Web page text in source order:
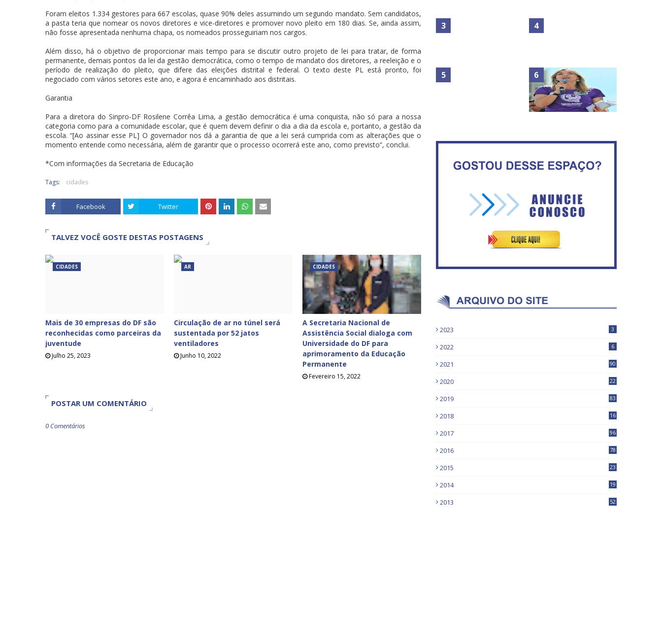
Foram eleitos 1.334 gestores para 667 escolas, quase 90% deles assumindo um segundo mandato. Sem candidatos,
a pasta teria que nomear os novos diretores e vice-diretores e promover novo pleito em 180 dias. Se, ainda assim,
não fosse apresentada nenhuma chapa, os nomeados prosseguiriam nos cargos.
Além disso, há o objetivo de proporcionar mais tempo para se discutir outro projeto de lei para tratar, de forma
permanente, demais pontos da lei da gestão democrática, como o tempo de mandato dos diretores, a reeleição e o
período de realização do pleito, que difere das eleições distrital e federal. O texto deste PL está pronto, foi
negociado com vários setores este ano, e agora é encaminhado aos distritais.
Garantia
Para a diretora do Sinpro-DF Rosilene Corrêa Lima, a gestão democrática é uma conquista, não só para a nossa
categoria como para a comunidade escolar, que é quem devem definir o dia a dia da escola e, portanto, a gestão da
escola. “[Ao assinar esse PL] O governador nos dá a garantia de que a lei será cumprida com as alterações que o
momento entende como necessária, além de garantir que o processo ocorrerá este ano, como previsto”, conclui.
*Com informações da Secretaria de Educação
Tags: cidades
Facebook Twitter
TALVEZ VOCÊ GOSTE DESTAS POSTAGENS
CIDADES
Mais de 30 empresas do DF são
reconhecidas como parceiras da
juventude
Julho 25, 2023
AR
Circulação de ar no túnel será
sustentada por 52 jatos
ventiladores
Junho 10, 2022
CIDADES
A Secretaria Nacional de
Assistência Social dialoga com
Universidade do DF para
aprimoramento da Educação
Permanente
Fevereiro 15, 2022
POSTAR UM COMENTÁRIO
0 Comentários
No Brasil do golpe, 61,5 mi
de consumidores estão
inadimplentes
Circulação de ar no túnel
disse Bolsonaro sobre
Esquerda e empolga
militância do PT
2023 3
2022 6
2021 90
2020
22
2019
83
2018
16
2017
96
2016
78
2015 23
2014 19
2013 52